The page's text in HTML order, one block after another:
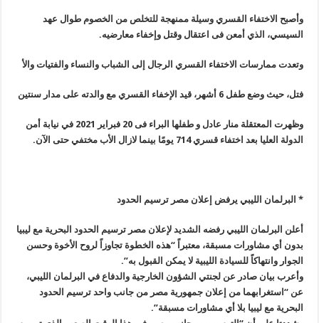
وأصبح الاختفاء القسري وسيلة ممنهجة للتخلص من الخصوم طوال عهد
السيسي، الذي أمعن فى اعتقال وقتل وإخفاء معارضيه.
وتعدت ممارسات الاختفاء القسري الرجال إلى الشباب والنساء والفتيات والأ
فتل، حيث وضع طفل 6 أشهر، قيد الإخفاء القسري مع والدته على مدار سنتين
وظهرت المعتقلة منار عادل و طفلها البراء
فى 20 فبراير 2021 في نيابة أمن
الدولة العليا بعد اختفاء قسري 714 يومًا بينما لازال الأب مختفي حتى الآن
.
* البرلمان الليبي يرفض إعلان مصر ترسيم الحدود
أعلن البرلمان الليبي رفضه الشديد لإعلان مصر ترسيم الحدود البحرية مع ليبيا
بدون أي مشاورات مسبقة، معتبراً “هذه الخطوة تجاوزاً لروح الأخوة وحسن
الجوار وانتهاكاً للسيادة الليبية لا يمكن القبول به”.
وأعرب بيان صادر عن لجنتي الشؤون الخارجية والدفاع في البرلمان الليبي،
عن “استغرابهما من إعلان جمهورية مصر من جانب واحد ترسيم الحدود
البحرية مع ليبيا بلا أي مشاورات مسبقة”.